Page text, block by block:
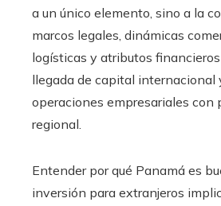
a un único elemento, sino a la
marcos legales, dinámicas
logísticas y atributos
llegada de capital internacional
operaciones empresariales con
regional.
Entender por qué Panamá es
inversión para extranjeros